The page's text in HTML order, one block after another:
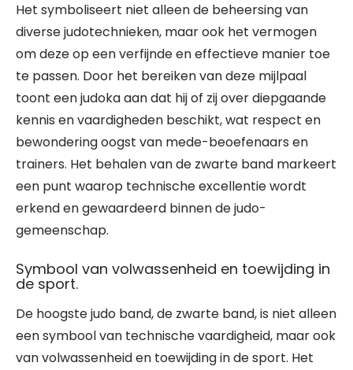
Het symboliseert niet alleen de beheersing van
diverse judotechnieken, maar ook het vermogen
om deze op een verfijnde en effectieve manier toe
te passen. Door het bereiken van deze mijlpaal
toont een judoka aan dat hij of zij over diepgaande
kennis en vaardigheden beschikt, wat respect en
bewondering oogst van mede-beoefenaars en
trainers. Het behalen van de zwarte band markeert
een punt waarop technische excellentie wordt
erkend en gewaardeerd binnen de judo-
gemeenschap.
Symbool van volwassenheid en toewijding in
de sport.
De hoogste judo band, de zwarte band, is niet alleen
een symbool van technische vaardigheid, maar ook
van volwassenheid en toewijding in de sport. Het